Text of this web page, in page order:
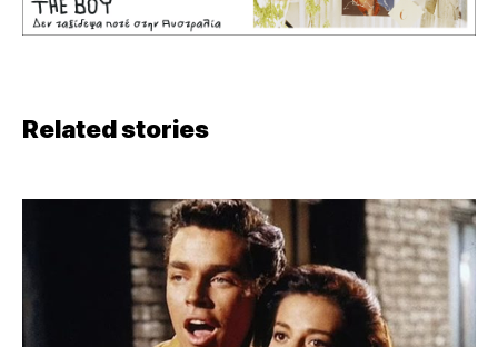
Related stories